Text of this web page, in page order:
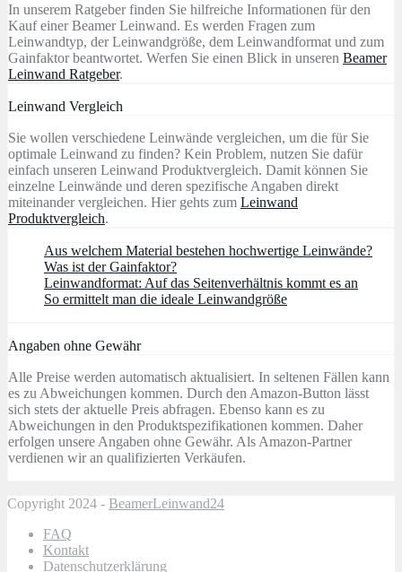
In unserem Ratgeber finden Sie hilfreiche Informationen für den
Kauf einer Beamer Leinwand. Es werden Fragen zum
Leinwandtyp, der Leinwandgröße, dem Leinwandformat und zum
Gainfaktor beantwortet. Werfen Sie einen Blick in unseren Beamer
Leinwand Ratgeber.
Leinwand Vergleich
Sie wollen verschiedene Leinwände vergleichen, um die für Sie
optimale Leinwand zu finden? Kein Problem, nutzen Sie dafür
einfach unseren Leinwand Produktvergleich. Damit können Sie
einzelne Leinwände und deren spezifische Angaben direkt
miteinander vergleichen. Hier gehts zum Leinwand
Produktvergleich.
Aus welchem Material bestehen hochwertige Leinwände?
Was ist der Gainfaktor?
Leinwandformat: Auf das Seitenverhältnis kommt es an
So ermittelt man die ideale Leinwandgröße
Angaben ohne Gewähr
Alle Preise werden automatisch aktualisiert. In seltenen Fällen kann
es zu Abweichungen kommen. Durch den Amazon-Button lässt
sich stets der aktuelle Preis abfragen. Ebenso kann es zu
Abweichungen in den Produktspezifikationen kommen. Daher
erfolgen unsere Angaben ohne Gewähr. Als Amazon-Partner
verdienen wir an qualifizierten Verkäufen.
Copyright 2024 - BeamerLeinwand24
FAQ
Kontakt
Datenschutzerklärung